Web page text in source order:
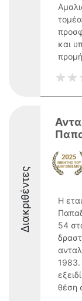
και
Διακριθέντες
Η
54
1983.
θέση